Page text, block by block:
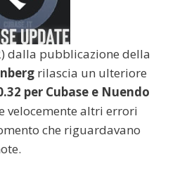
dalla pubblicazione della
rilascia un ulteriore
per Cubase e Nuendo
velocemente altri errori
che riguardavano